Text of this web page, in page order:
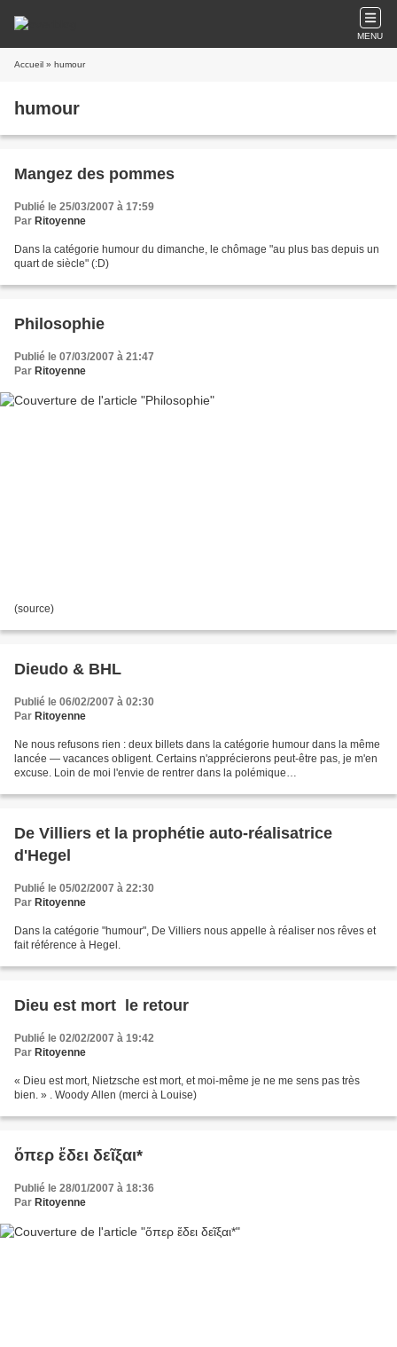
MENU
Accueil » humour
humour
Mangez des pommes
Publié le 25/03/2007 à 17:59
Par Ritoyenne
Dans la catégorie humour du dimanche, le chômage "au plus bas depuis un
quart de siècle" (:D)
Philosophie
Publié le 07/03/2007 à 21:47
Par Ritoyenne
(source)
Dieudo & BHL
Publié le 06/02/2007 à 02:30
Par Ritoyenne
Ne nous refusons rien : deux billets dans la catégorie humour dans la même
lancée — vacances obligent. Certains n'apprécierons peut-être pas, je m'en
excuse. Loin de moi l'envie de rentrer dans la polémique
De Villiers et la prophétie auto-réalisatrice
d'Hegel
Publié le 05/02/2007 à 22:30
Par Ritoyenne
Dans la catégorie "humour", De Villiers nous appelle à réaliser nos rêves et
fait référence à Hegel.
Dieu est mort  le retour
Publié le 02/02/2007 à 19:42
Par Ritoyenne
« Dieu est mort, Nietzsche est mort, et moi-même je ne me sens pas très
bien. » . Woody Allen (merci à Louise)
ὅπερ ἔδει δεῖξαι*
Publié le 28/01/2007 à 18:36
Par Ritoyenne